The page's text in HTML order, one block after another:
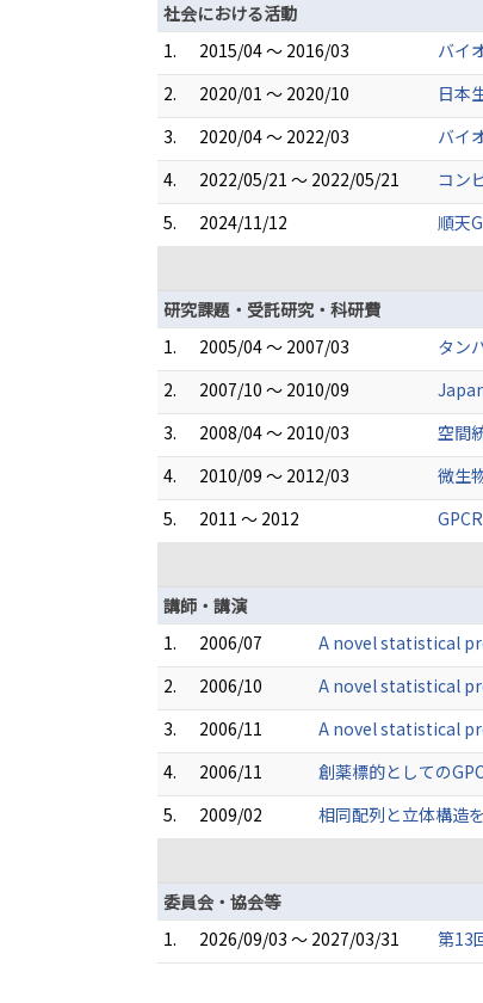
社会における活動
1.
2015/04 ～ 2016/03
バイ
2.
2020/01 ～ 2020/10
日本
3.
2020/04 ～ 2022/03
バイ
4.
2022/05/21 ～ 2022/05/21
コン
5.
2024/11/12
順天
研究課題・受託研究・科研費
1.
2005/04 ～ 2007/03
タン
2.
2007/10 ～ 2010/09
3.
2008/04 ～ 2010/03
空間
4.
2010/09 ～ 2012/03
微生
5.
2011 ～ 2012
講師・講演
1.
2006/07
A novel statistical
2.
2006/10
A novel statistical
3.
2006/11
A novel statistical
4.
2006/11
創薬標的としての
5.
2009/02
相同配列と立体構造
委員会・協会等
1.
2026/09/03 ～ 2027/03/31 第13